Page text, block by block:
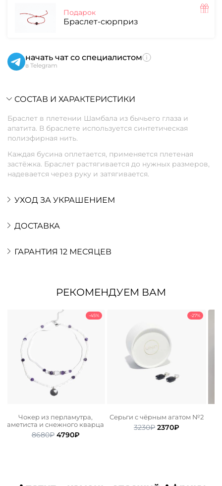
Подарок
Браслет-сюрприз
начать чат со специалистом
в Telegram
СОСТАВ И ХАРАКТЕРИСТИКИ
Браслет в плетении Шамбала из бычьего глаза и
апатита. В браслете используется синтетическая
полиэфирная нить.
Каждая бусина оплетается, применяется плетеная
застёжка. Браслет растягивается до нужных размеров,
надевается через руку и затягивается.
УХОД ЗА УКРАШЕНИЕМ
ДОСТАВКА
ГАРАНТИЯ 12 МЕСЯЦЕВ
РЕКОМЕНДУЕМ ВАМ
-45%
Чокер из перламутра,
аметиста и снежного кварца
8680₽ Первоначальная
4790₽Текущая
-27%
Серьги с чёрным агатом №2
3230₽ Первоначальная
2370₽